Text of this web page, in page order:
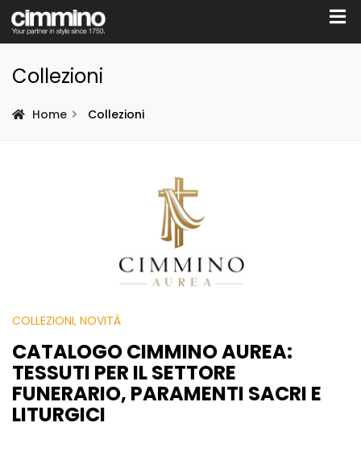
Collezioni
Home Collezioni
COLLEZIONI, NOVITÀ
CATALOGO CIMMINO AUREA:
TESSUTI PER IL SETTORE
FUNERARIO, PARAMENTI SACRI E
LITURGICI